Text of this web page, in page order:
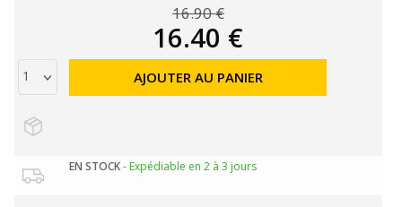
16.90 €
16.40 €
AJOUTER AU PANIER
EN STOCK- Expédiable en 2 à 3 jours